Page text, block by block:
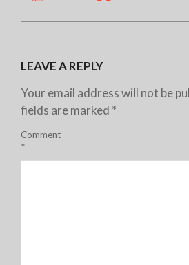
LEAVE A REPLY
Your email address will not be
fields are marked *
Comment
*